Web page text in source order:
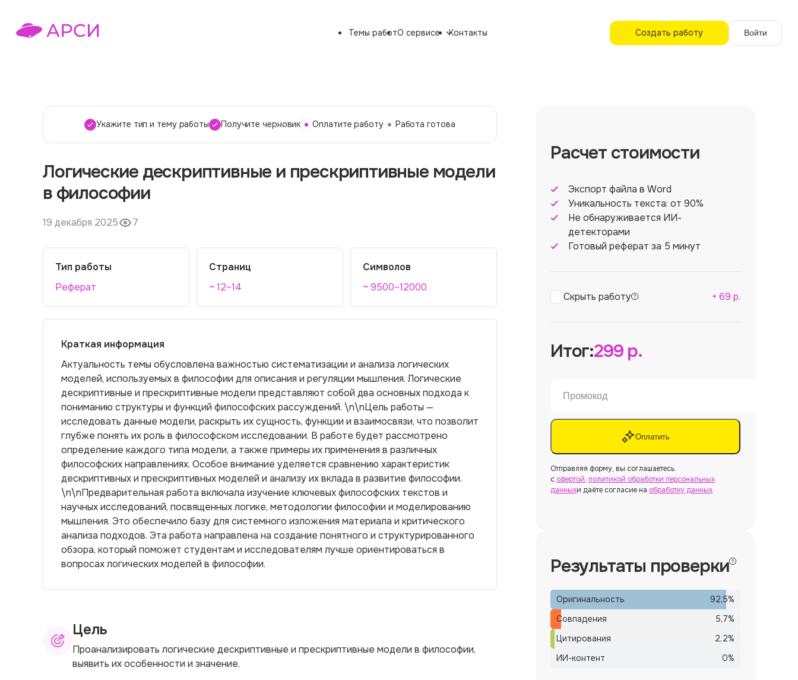
Темы работО сервисе Контакты Создать работу Войти
Укажите тип и тему работы Получите черновик Оплатите работу Работа готова
Логические дескриптивные и прескриптивные модели
в философии
19 декабря 2025 7
Тип работы
Реферат
Страниц
~ 12–14
Символов
~ 9500–12000
Краткая информация
Актуальность темы обусловлена важностью систематизации и анализа логических
моделей, используемых в философии для описания и регуляции мышления. Логические
дескриптивные и прескриптивные модели представляют собой два основных подхода к
пониманию структуры и функций философских рассуждений. \n\nЦель работы —
исследовать данные модели, раскрыть их сущность, функции и взаимосвязи, что позволит
глубже понять их роль в философском исследовании. В работе будет рассмотрено
определение каждого типа модели, а также примеры их применения в различных
философских направлениях. Особое внимание уделяется сравнению характеристик
дескриптивных и прескриптивных моделей и анализу их вклада в развитие философии.
\n\nПредварительная работа включала изучение ключевых философских текстов и
научных исследований, посвященных логике, методологии философии и моделированию
мышления. Это обеспечило базу для системного изложения материала и критического
анализа подходов. Эта работа направлена на создание понятного и структурированного
обзора, который поможет студентам и исследователям лучше ориентироваться в
вопросах логических моделей в философии.
Цель
Проанализировать логические дескриптивные и прескриптивные модели в философии,
выявить их особенности и значение.
Расчет стоимости
Экспорт файла в Word
Уникальность текста: от 90%
Не обнаруживается ИИ-
детекторами
Готовый реферат за 5 минут
Скрыть работу + 69 р.
Итог:299р.
Оплатить
Отправляя форму, вы соглашаетесь
с офертой, политикой обработки персональных
данныхи даёте согласие на обработку данных
Результаты проверки
Оригинальность 92,5%
Совпадения
5,7%
Цитирования
2,2%
ИИ-контент
0%